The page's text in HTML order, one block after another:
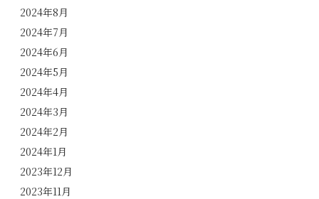
2024年8月
2024年7月
2024年6月
2024年5月
2024年4月
2024年3月
2024年2月
2024年1月
2023年12月
2023年11月